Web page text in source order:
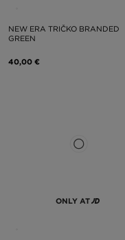
NEW ERA TRIČKO BRANDED
GREEN
40,00 €
ONLY AT